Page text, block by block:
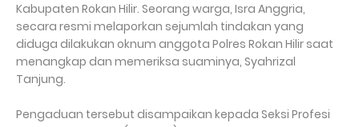
Kabupaten Rokan Hilir. Seorang warga, Isra Anggria,
secara resmi melaporkan sejumlah tindakan yang
diduga dilakukan oknum anggota Polres Rokan Hilir saat
menangkap dan memeriksa suaminya, Syahrizal
Tanjung.
Pengaduan tersebut disampaikan kepada Seksi Profesi